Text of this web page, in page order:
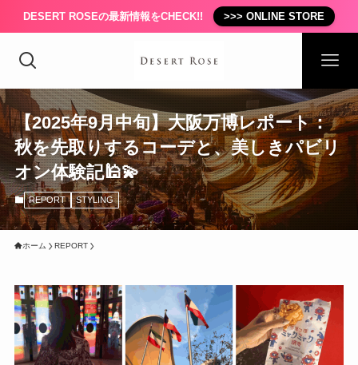
DESERT ROSEの最新情報をCHECK!! >>> ONLINE STORE
【2025年9月中旬】大阪万博レポート：
秋を先取りするコーデと、美しきパビリ
オン体験記🕌💫
REPORT STYLING
ホーム REPORT